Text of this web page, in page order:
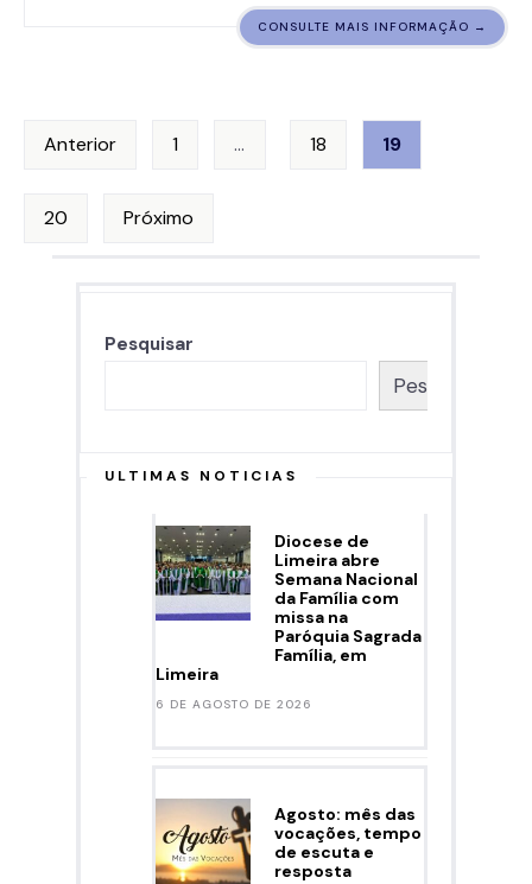
CONSULTE MAIS INFORMAÇÃO →
Paginação
posts
Anterior 1 … 18 19
20 Próximo
Pesquisar
Pesquisar
ULTIMAS NOTICIAS
Diocese de
Limeira abre
Semana Nacional
da Família com
missa na
Paróquia Sagrada
Família, em
Limeira
6 DE AGOSTO DE 2026
Agosto: mês das
vocações, tempo
de escuta e
resposta